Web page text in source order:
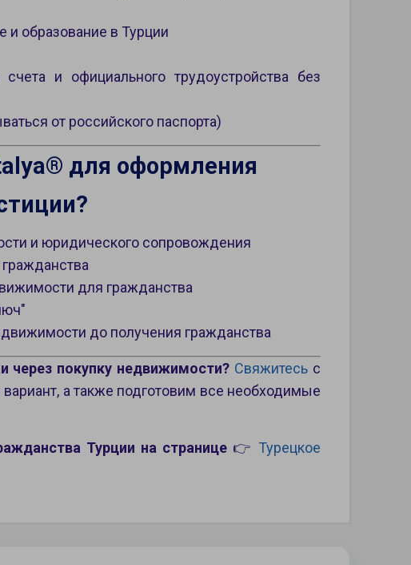
и образование в Турции
и официального трудоустройства без
от российского паспорта)
для оформления
и юридического сопровождения
для гражданства
до получения гражданства
через покупку недвижимости? Свяжитесь с
а также подготовим все необходимые
Турции на странице👉 Турецкое